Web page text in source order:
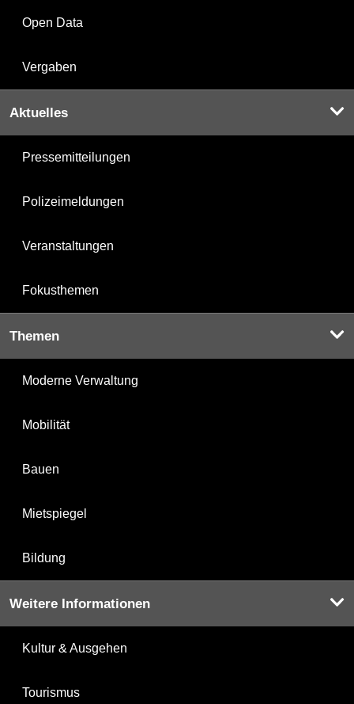
Open Data
Vergaben
Aktuelles
Pressemitteilungen
Polizeimeldungen
Veranstaltungen
Fokusthemen
Themen
Moderne Verwaltung
Mobilität
Bauen
Mietspiegel
Bildung
Weitere Informationen
Kultur & Ausgehen
Tourismus